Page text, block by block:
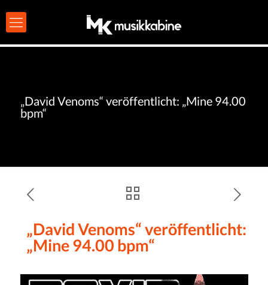
„David Venoms“ veröffentlicht: „Mine 94.00
bpm“
„David Venoms“ veröffentlicht:
„Mine 94.00 bpm“